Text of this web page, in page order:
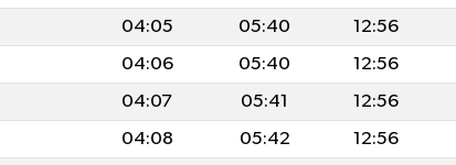
04:05 05:40 12:56
04:06 05:40 12:56
04:07 05:41 12:56
04:08 05:42 12:56